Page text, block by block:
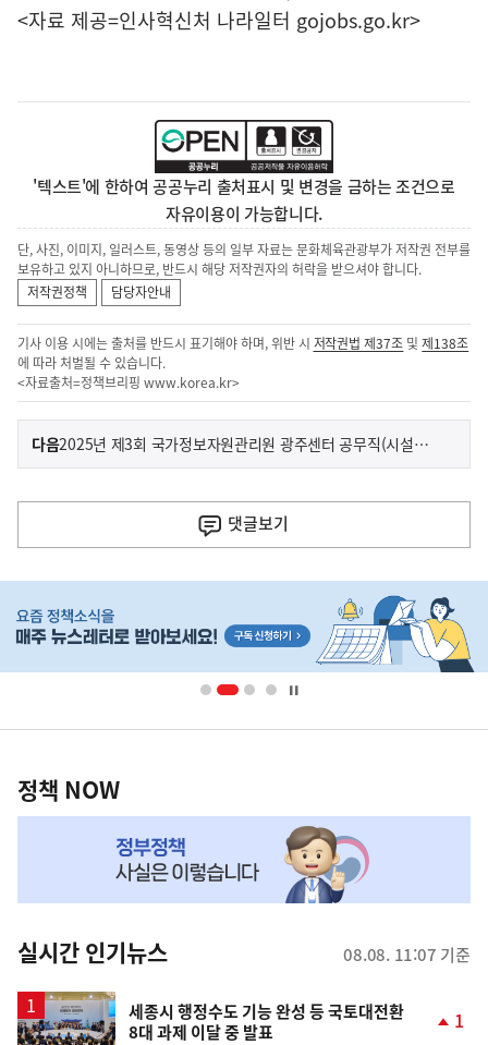
<자료 제공=인사혁신처 나라일터 gojobs.go.kr>
'텍스트'에 한하여 공공누리 출처표시 및 변경을 금하는 조건으로
자유이용이 가능합니다.
단, 사진, 이미지, 일러스트, 동영상 등의 일부 자료는 문화체육관광부가 저작권 전부를
보유하고 있지 아니하므로, 반드시 해당 저작권자의 허락을 받으셔야 합니다.
저작권정책
담당자안내
기사 이용 시에는 출처를 반드시 표기해야 하며, 위반 시 저작권법 제37조 및제138조
에 따라 처벌될 수 있습니다.
<자료출처=정책브리핑 www.korea.kr>
이
전
다
음
기
사
다음기
사
2025년 제3회 국가정보자원관리원 광주센터 공무직(시설관리 육아휴직 대체인력) 공개경쟁채용시험 재공고
댓글보기
단
영
책
NOW,
뉴
스
정책 NOW
실시간 인기뉴스 08.08. 11:07 기준
세종시 행정수도 기능 완성 등 국토대전환
8대 과제 이달 중 발표
1